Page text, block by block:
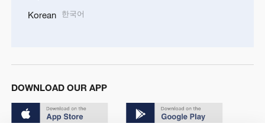
Korean 한국어
DOWNLOAD OUR APP